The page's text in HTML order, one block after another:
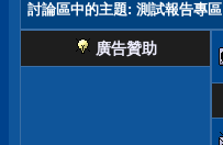
討論區中的主題: 測試報告專區
廣告贊助